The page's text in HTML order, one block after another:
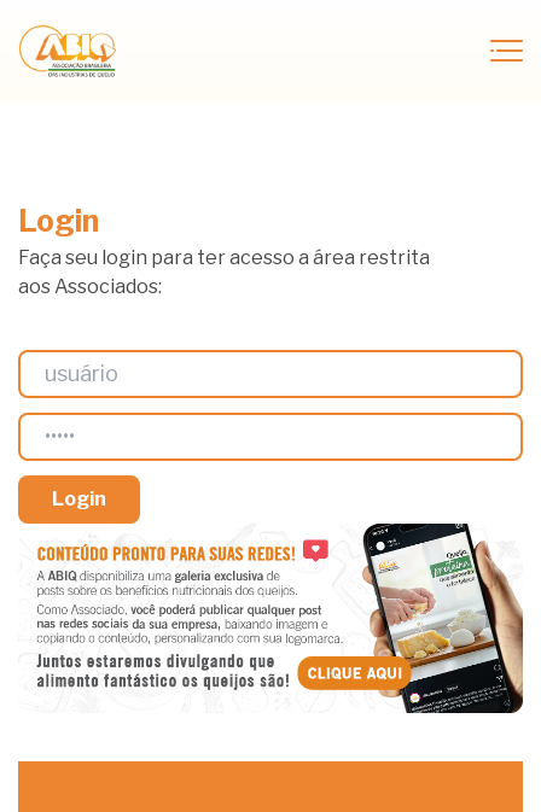
Login
Faça seu login para ter acesso a área restrita
aos Associados: